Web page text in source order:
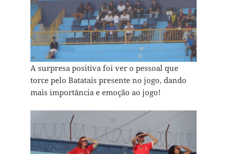
A surpresa positiva foi ver o pessoal que
torce pelo Batatais presente no jogo, dando
mais importância e emoção ao jogo!